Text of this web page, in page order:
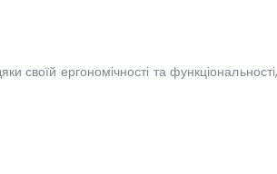
своїй ергономічності та